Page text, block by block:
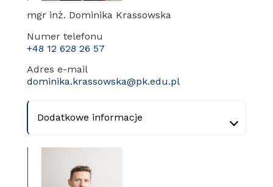
mgr inż. Dominika Krassowska
Numer telefonu
+48 12 628 26 57
Adres e-mail
dominika.krassowska@pk.edu.pl
Dodatkowe informacje